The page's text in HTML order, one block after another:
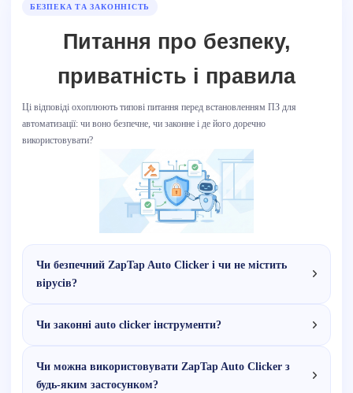
БЕЗПЕКА ТА ЗАКОННІСТЬ
Питання про безпеку,
приватність і правила
Ці відповіді охоплюють типові питання перед встановленням ПЗ для
автоматизації: чи воно безпечне, чи законне і де його доречно
використовувати?
Чи безпечний ZapTap Auto Clicker і чи не містить
вірусів?
Чи законні auto clicker інструменти?
Чи можна використовувати ZapTap Auto Clicker з
будь-яким застосунком?